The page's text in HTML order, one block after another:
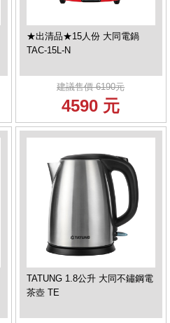
★出清品★15人份 大同電鍋
TAC-15L-N
建議售價 6190元
4590 元
TATUNG 1.8公升 大同不鏽鋼電
茶壺 TE